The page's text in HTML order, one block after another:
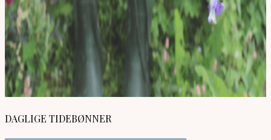
DAGLIGE TIDEBØNNER